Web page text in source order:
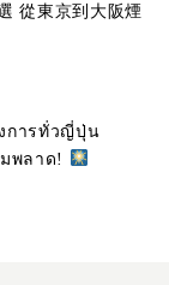
煙
การทั่วญี่ปุ่น
พลาด!